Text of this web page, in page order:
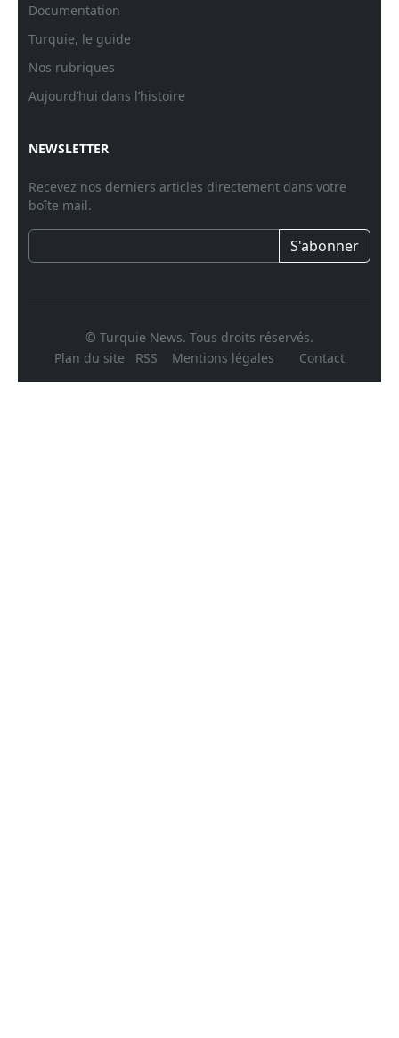
Documentation
Turquie, le guide
Nos rubriques
Aujourd’hui dans l’histoire
NEWSLETTER
Recevez nos derniers articles directement dans votre
boîte mail.
S'abonner
© Turquie News. Tous droits réservés.
Plan du site
RSS Mentions légales Contact